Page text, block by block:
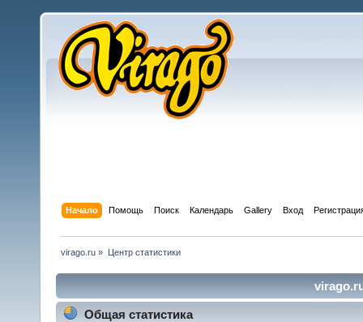
Начало Помощь Поиск Календарь Gallery Вход
virago.ru » Центр статистики
Общая статистика